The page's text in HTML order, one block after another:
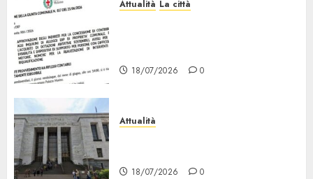
Attualità La città
18/07/2026 0
Attualità
18/07/2026 0